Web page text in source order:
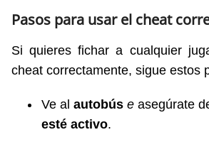
Pasos para usar el cheat
Si quieres fichar a cualquier
cheat correctamente, sigue estos
Ve al autobús e asegúrate
esté activo.